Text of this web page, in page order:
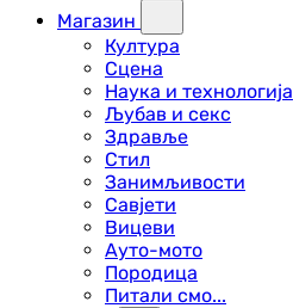
Магазин
Култура
Сцена
Наука и технологија
Љубав и секс
Здравље
Стил
Занимљивости
Савјети
Вицеви
Ауто-мото
Породица
Питали смо...